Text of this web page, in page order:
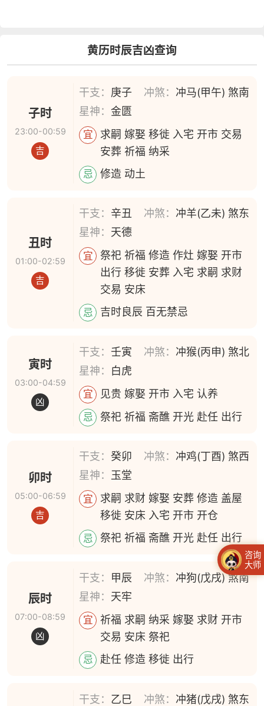
黄历时辰吉凶查询
子时
23:00-00:59
吉
干支： 庚子 冲煞： 冲马(甲午) 煞南
星神：金匮
宜
求嗣 嫁娶 移徙 入宅 开市 交易
安葬 祈福 纳采
忌 修造 动土
丑时
01:00-02:59
吉
干支： 辛丑 冲煞： 冲羊(乙未) 煞东
星神： 天德
宜
祭祀 祈福 修造 作灶 嫁娶 开市
出行 移徙 安葬 入宅 求嗣 求财
交易 安床
忌 吉时良辰 百无禁忌
寅时
03:00-04:59
凶
干支： 壬寅 冲煞： 冲猴(丙申) 煞北
星神： 白虎
宜 见贵 嫁娶 开市 入宅 认养
忌 祭祀 祈福 斋醮 开光 赴任 出行
卯时
05:00-06:59
吉
干支：癸卯 冲煞： 冲鸡(丁酉) 煞西
星神： 玉堂
宜
求嗣 求财 嫁娶 安葬 修造 盖屋
移徙 安床 入宅 开市 开仓
忌 祭祀 祈福 斋醮 开光 赴任 出行
辰时
07:00-08:59
凶
干支： 甲辰 冲煞： 冲狗(戊戌) 煞南
星神： 天牢
宜
祈福 求嗣 纳采 嫁娶 求财 开市
交易 安床 祭祀
忌 赴任 修造 移徙 出行
干支： 乙巳 冲煞： 冲猪(戊戌) 煞东
咨询
大师